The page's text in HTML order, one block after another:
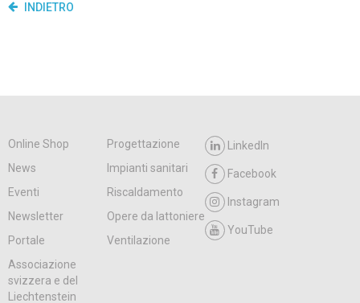
INDIETRO
Online Shop
Progettazione
News
Impianti sanitari
Eventi
Riscaldamento
Newsletter
Opere da lattoniere
Portale
Ventilazione
LinkedIn
Facebook
Instagram
YouTube
Associazione
svizzera e del
Liechtenstein